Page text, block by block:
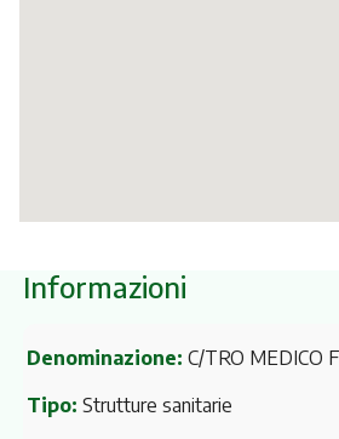
Informazioni
Denominazione: C/TRO MEDICO
Tipo: Strutture sanitarie